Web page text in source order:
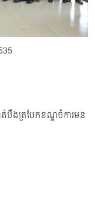
ងត្របែកខណ្ឌចំការមន